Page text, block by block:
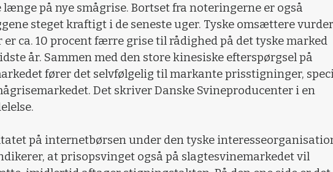
længe på nye smågrise. Bortset fra noteringerne er også
steget kraftigt i de seneste uger. Tyske omsættere
er ca. 10 procent færre grise til rådighed på det tyske marked
år. Sammen med den store kinesiske efterspørgsel på
fører det selvfølgelig til markante prisstigninger,
Det skriver Danske Svineproducenter i en
på internetbørsen under den tyske
at prisopsvinget også på slagtesvinemarkedet vil